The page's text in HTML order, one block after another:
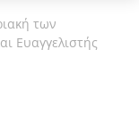
των
Ευαγγελιστής